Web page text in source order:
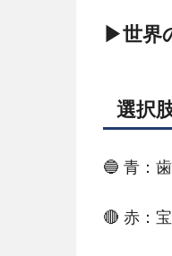
▶世界
選択
🔵 青：
🔴 赤：